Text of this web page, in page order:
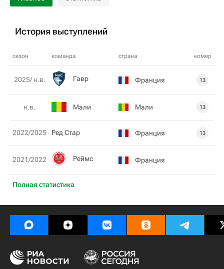
История выступлений
сезон команда страна номер
Полная статистика
2025/ н.в. Гавр Франция 13
н.в. Мали Мали 13
2022/2025 Ред Стар Франция 13
2021/2022 Реймс Франция